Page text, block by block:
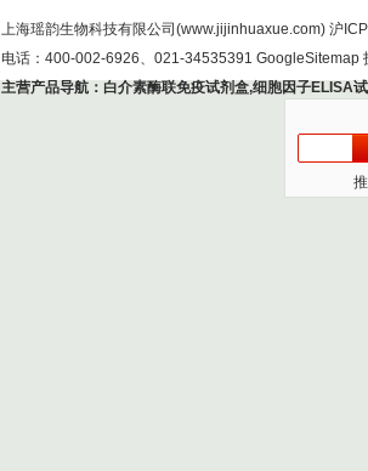
上海瑶韵生物科技有限公司(www.jijinhuaxue.com) 沪
电话：400-002-6926、021-34535391 GoogleSitemap
主营产品导航： 白介素酶联免疫试剂盒,细胞因子ELISA